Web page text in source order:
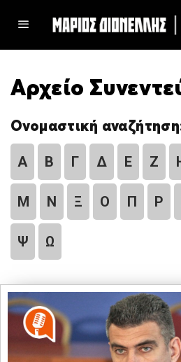
Αρχείο
Ονομαστική
Α Β Γ Δ Ε Ζ
Μ Ν Ξ Ο Π Ρ
Ψ Ω